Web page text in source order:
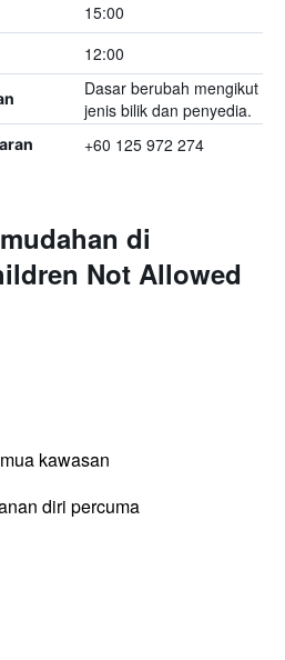
15:00
12:00
Dasar berubah mengikut
jenis bilik dan penyedia.
+60 125 972 274
di
Not Allowed
kawasan
diri percuma